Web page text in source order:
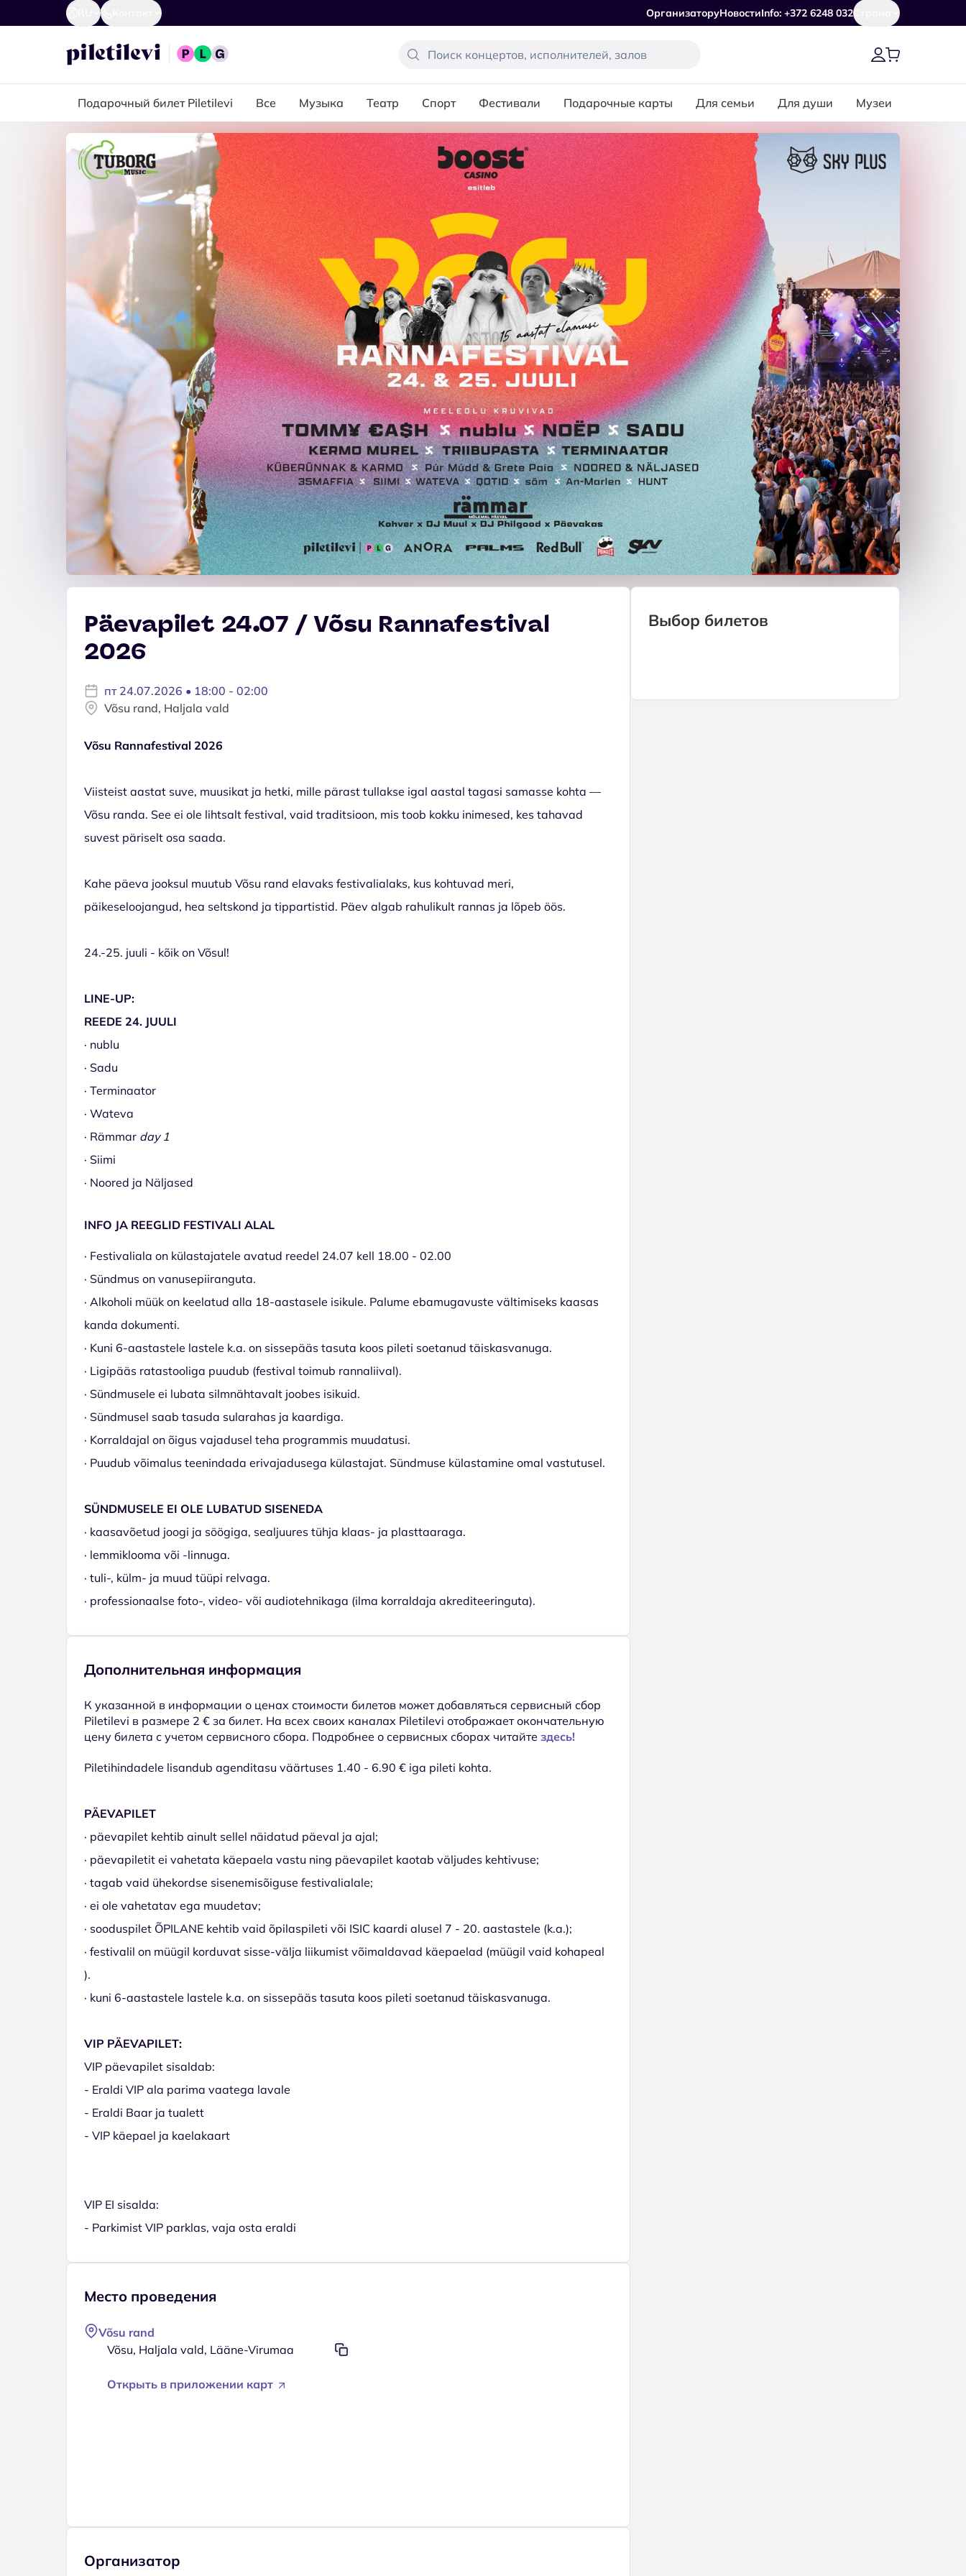
ОрганизаторуНовостиInfo: +372 6248 032Страна
Подарочный билет Piletilevi Все Музыка Театр Спорт Фестивали Подарочные карты Для семьи Для души Музеи
Päevapilet 24.07 / Võsu Rannafestival
2026
пт 24.07.2026 • 18:00 - 02:00
Võsu rand, Haljala vald
Võsu Rannafestival 2026
Viisteist aastat suve, muusikat ja hetki, mille pärast tullakse igal aastal tagasi samasse kohta —
Võsu randa. See ei ole lihtsalt festival, vaid traditsioon, mis toob kokku inimesed, kes tahavad
suvest päriselt osa saada.
Kahe päeva jooksul muutub Võsu rand elavaks festivalialaks, kus kohtuvad meri,
päikeseloojangud, hea seltskond ja tippartistid. Päev algab rahulikult rannas ja lõpeb öös.
24.-25. juuli - kõik on Võsul!
LINE-UP:
REEDE 24. JUULI
· nublu
· Sadu
· Terminaator
· Wateva
· Rämmar day 1
· Siimi
· Noored ja Näljased
INFO JA REEGLID FESTIVALI ALAL
· Festivaliala on külastajatele avatud reedel 24.07 kell 18.00 - 02.00
· Sündmus on vanusepiiranguta.
· Alkoholi müük on keelatud alla 18-aastasele isikule. Palume ebamugavuste vältimiseks kaasas
kanda dokumenti.
· Kuni 6-aastastele lastele k.a. on sissepääs tasuta koos pileti soetanud täiskasvanuga.
· Ligipääs ratastooliga puudub (festival toimub rannaliival).
· Sündmusele ei lubata silmnähtavalt joobes isikuid.
· Sündmusel saab tasuda sularahas ja kaardiga.
· Korraldajal on õigus vajadusel teha programmis muudatusi.
· Puudub võimalus teenindada erivajadusega külastajat. Sündmuse külastamine omal vastutusel.
SÜNDMUSELE EI OLE LUBATUD SISENEDA
· kaasavõetud joogi ja söögiga, sealjuures tühja klaas- ja plasttaaraga.
· lemmiklooma või -linnuga.
· tuli-, külm- ja muud tüüpi relvaga.
· professionaalse foto-, video- või audiotehnikaga (ilma korraldaja akrediteeringuta).
Дополнительная информация
К указанной в информации о ценах стоимости билетов может добавляться сервисный сбор
Piletilevi в размере 2 € за билет. На всех своих каналах Piletilevi отображает окончательную
цену билета с учетом сервисного сбора. Подробнее о сервисных сборах читайте здесь!
Piletihindadele lisandub agenditasu väärtuses 1.40 - 6.90 € iga pileti kohta.
PÄEVAPILET
· päevapilet kehtib ainult sellel näidatud päeval ja ajal;
· päevapiletit ei vahetata käepaela vastu ning päevapilet kaotab väljudes kehtivuse;
· tagab vaid ühekordse sisenemisõiguse festivalialale;
· ei ole vahetatav ega muudetav;
· sooduspilet ÕPILANE kehtib vaid õpilaspileti või ISIC kaardi alusel 7 - 20. aastastele (k.a.);
· festivalil on müügil korduvat sisse-välja liikumist võimaldavad käepaelad (müügil vaid kohapeal
).
· kuni 6-aastastele lastele k.a. on sissepääs tasuta koos pileti soetanud täiskasvanuga.
VIP PÄEVAPILET:
VIP päevapilet sisaldab:
- Eraldi VIP ala parima vaatega lavale
- Eraldi Baar ja tualett
- VIP käepael ja kaelakaart
VIP EI sisalda:
- Parkimist VIP parklas, vaja osta eraldi
Место проведения
Võsu rand
Võsu, Haljala vald, Lääne-Virumaa
Открыть в приложении карт
Организатор
Выбор билетов